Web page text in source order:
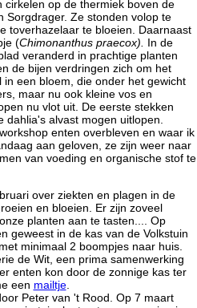
op de thermiek boven de
Sorgdrager. Ze stonden volop te
toverhazelaar te bloeien. Daarnaast
(Chimonanthus praecox). In de
veranderd in prachtige planten
de bijen verdringen zich om het
een bloem, die onder het gewicht
maar nu ook kleine vos en
nu vlot uit. De eerste stekken
alvast mogen uitlopen.
enten overbleven en waar ik
aan geloven, ze zijn weer naar
van voeding en organische stof te
over ziekten en plagen in de
en bloeien. Er zijn zoveel
planten aan te tasten.... Op
geweest in de kas van de Volkstuin
minimaal 2 boompjes naar huis.
de Wit, een prima samenwerking
enten kon door de zonnige kas ter
een mailtje.
Peter van 't Rood. Op 7 maart